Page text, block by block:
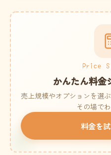
Price
かんたん料金
売上規模やオプションを選
その場で
料金を